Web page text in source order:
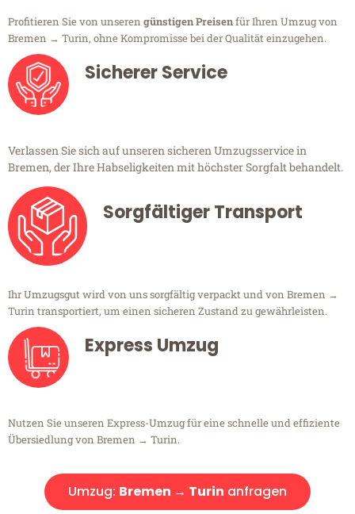
Profitieren Sie von unseren günstigen Preisenfür Ihren Umzug von
Bremen → Turin, ohne Kompromisse bei der Qualität einzugehen.
Sicherer Service
Verlassen Sie sich auf unseren sicheren Umzugsservice in
Bremen, der Ihre Habseligkeiten mit höchster Sorgfalt behandelt.
Sorgfältiger Transport
Ihr Umzugsgut wird von uns sorgfältig verpackt und von Bremen →
Turin transportiert, um einen sicheren Zustand zu gewährleisten.
Express Umzug
Nutzen Sie unseren Express-Umzug für eine schnelle und effiziente
Übersiedlung von Bremen → Turin.
Umzug: Bremen → Turin anfragen